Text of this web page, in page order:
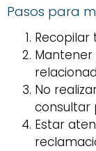
Pasos para
No
consultar
Estar